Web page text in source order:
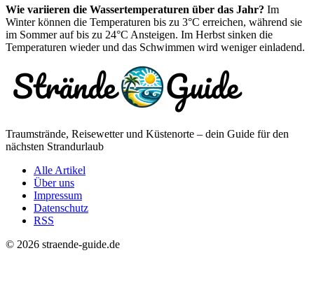
Wie variieren die Wassertemperaturen über das Jahr? Im
Winter können die Temperaturen bis zu 3°C erreichen, während sie
im Sommer auf bis zu 24°C Ansteigen. Im Herbst sinken die
Temperaturen wieder und das Schwimmen wird weniger einladend.
Traumstrände, Reisewetter und Küstenorte – dein Guide für den
nächsten Strandurlaub
Alle Artikel
Über uns
Impressum
Datenschutz
RSS
© 2026 straende-guide.de